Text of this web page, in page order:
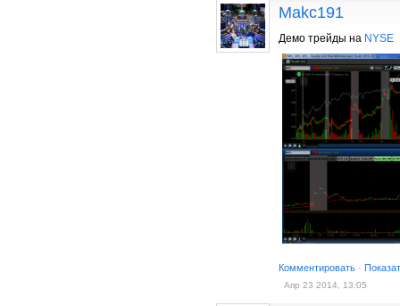
Makc191
Демо трейды на NYSE
Комментировать ·
Апр 23 2014, 13:05